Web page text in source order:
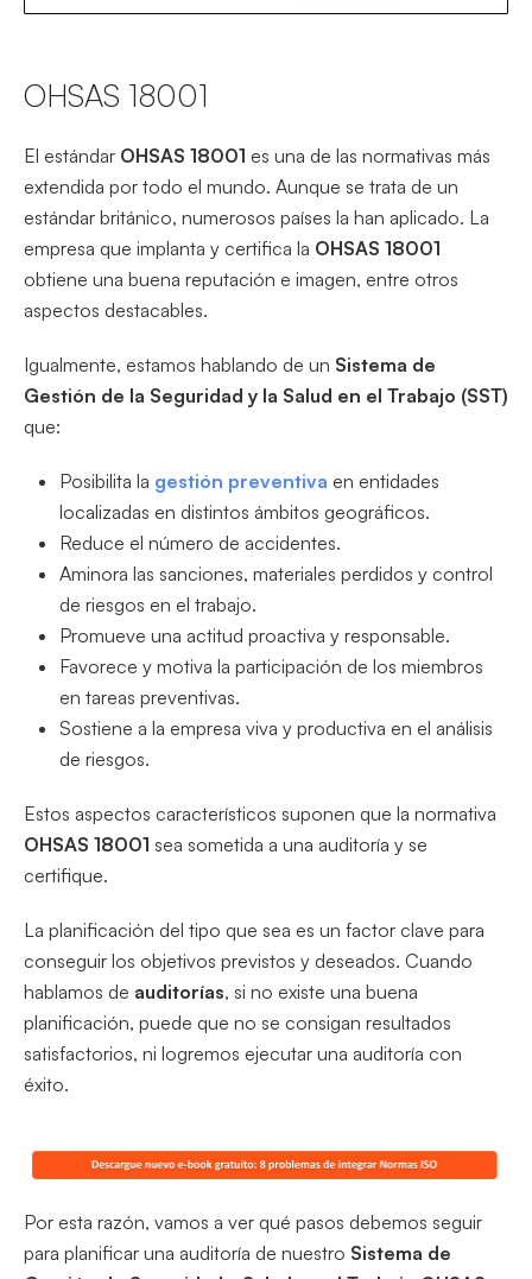
OHSAS 18001
El estándar OHSAS 18001 es una de las normativas más
extendida por todo el mundo. Aunque se trata de un
estándar británico, numerosos países la han aplicado. La
empresa que implanta y certifica la OHSAS 18001
obtiene una buena reputación e imagen, entre otros
aspectos destacables.
Igualmente, estamos hablando de un Sistema de
Gestión de la Seguridad y la Salud en el Trabajo (SST)
que:
Posibilita la gestión preventiva en entidades
localizadas en distintos ámbitos geográficos.
Reduce el número de accidentes.
Aminora las sanciones, materiales perdidos y control
de riesgos en el trabajo.
Promueve una actitud proactiva y responsable.
Favorece y motiva la participación de los miembros
en tareas preventivas.
Sostiene a la empresa viva y productiva en el análisis
de riesgos.
Estos aspectos característicos suponen que la normativa
OHSAS 18001 sea sometida a una auditoría y se
certifique.
La planificación del tipo que sea es un factor clave para
conseguir los objetivos previstos y deseados. Cuando
hablamos de auditorías, si no existe una buena
planificación, puede que no se consigan resultados
satisfactorios, ni logremos ejecutar una auditoría con
éxito.
Por esta razón, vamos a ver qué pasos debemos seguir
para planificar una auditoría de nuestro Sistema de